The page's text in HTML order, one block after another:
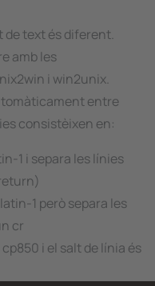
de text és diferent.
amb les
i win2unix.
entre
consistèixen en:
1 i separa les línies
1 però separa les
cr
i el salt de línia és